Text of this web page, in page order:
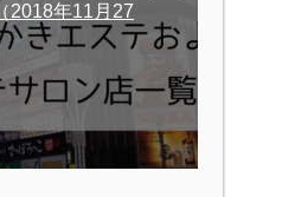
（2018年11月27